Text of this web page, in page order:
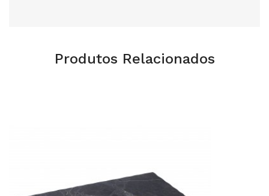
Produtos Relacionados